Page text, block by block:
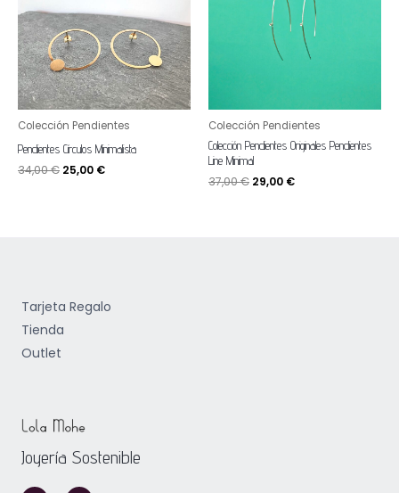
Colección Pendientes
Pendientes Círculos Minimalista
34,00€ 25,00 €
Colección Pendientes
Colección Pendientes Originales Pendientes
Line Minimal
37,00€ 29,00 €
Tarjeta Regalo
Tienda
Outlet
Joyería Sostenible